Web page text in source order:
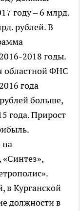
году – 6 млрд.
рублей. В
2018 годы.
областной ФНС
года
больше,
года. Прирост
на
в Курганской
должности в